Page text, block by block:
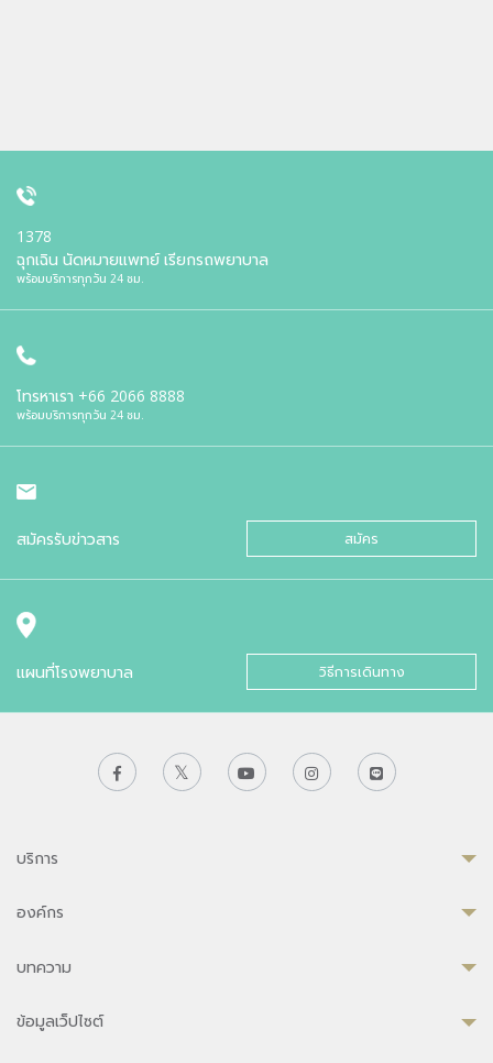
1378
ฉุกเฉิน นัดหมายแพทย์ เรียกรถพยาบาล
พร้อมบริการทุกวัน 24 ชม.
โทรหาเรา +66 2066 8888
พร้อมบริการทุกวัน 24 ชม.
สมัครรับข่าวสาร สมัคร
แผนที่โรงพยาบาล วิธีการเดินทาง
บริการ
องค์กร
บทความ
ข้อมูลเว็ปไซต์